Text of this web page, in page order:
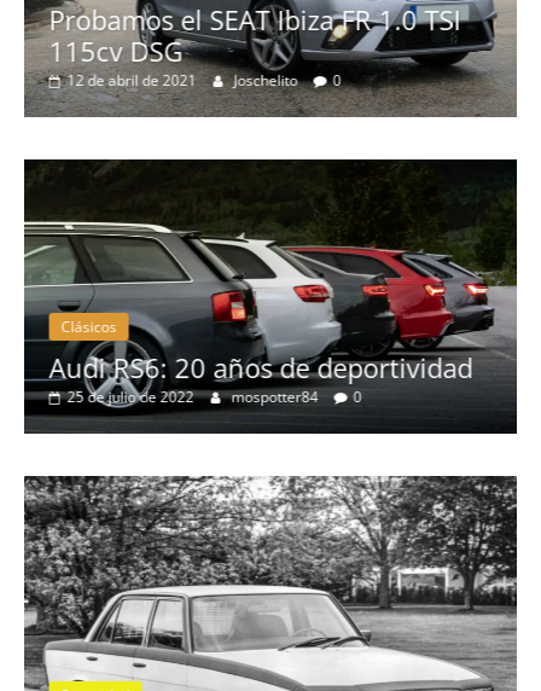
Probamos el SEAT Ibiza FR 1.0 TSI
115cv DSG
12 de abril de 2021 Joschelito 0
Clásicos
Audi RS6: 20 años de deportividad
25 de julio de 2022 mospotter84 0